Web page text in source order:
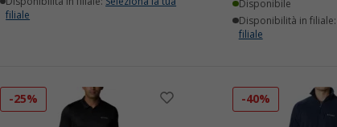
filiale
Disponibile
Disponibilità in filiale:
filiale
-25% -40%